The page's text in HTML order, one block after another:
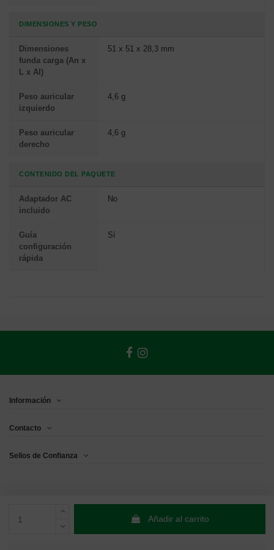
Añadir al carrito
DIMENSIONES Y PESO
Dimensiones
funda carga (An x
L x Al)
51 x 51 x 28,3 mm
Peso auricular
izquierdo
4,6 g
Peso auricular
derecho
4,6 g
CONTENIDO DEL PAQUETE
Adaptador AC
incluido
No
Guía
configuración
rápida
Sí
Información
Contacto
Sellos de Confianza